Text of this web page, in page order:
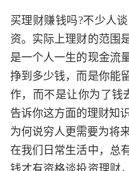
买理财赚钱吗?不少人
资。实际上理财的范围
是一个人一生的现金流
挣到多少钱，而是你能
作，而不是让你为了钱
告诉你这方面的理财知识
为何说穷人更需要为将
在我们日常生活中，总
钱才有资格谈投资理财